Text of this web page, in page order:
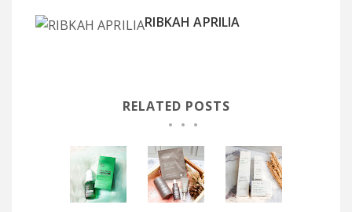
RIBKAH APRILIA
RELATED POSTS